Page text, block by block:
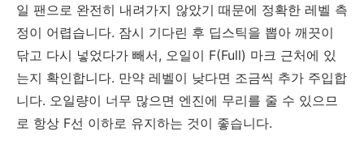
일 팬으로 완전히 내려가지 않았기 때문에 정확한 레벨 측
정이 어렵습니다. 잠시 기다린 후 딥스틱을 뽑아 깨끗이
닦고 다시 넣었다가 빼서, 오일이 F(Full) 마크 근처에 있
는지 확인합니다. 만약 레벨이 낮다면 조금씩 추가 주입합
니다. 오일량이 너무 많으면 엔진에 무리를 줄 수 있으므
로 항상 F선 이하로 유지하는 것이 좋습니다.